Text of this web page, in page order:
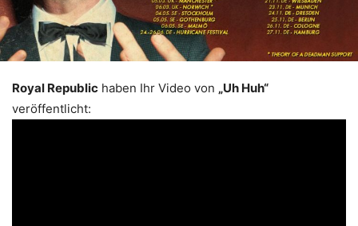
Royal Republic haben Ihr Video von „Uh Huh“
veröffentlicht: